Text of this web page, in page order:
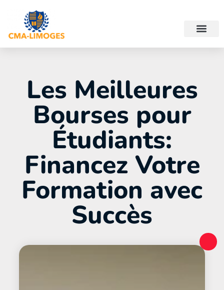
Les Meilleures
Bourses pour
Étudiants:
Financez Votre
Formation avec
Succès